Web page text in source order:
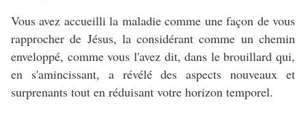
Vous avez accueilli la maladie comme une façon de vous
rapprocher de Jésus, la considérant comme un chemin
enveloppé, comme vous l'avez dit, dans le brouillard qui,
en s'amincissant, a révélé des aspects nouveaux et
surprenants tout en réduisant votre horizon temporel.